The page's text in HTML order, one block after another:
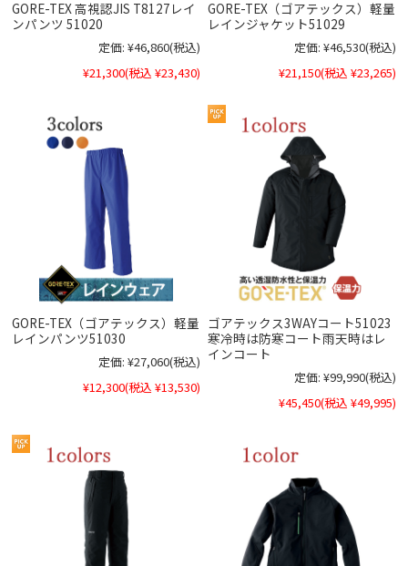
GORE-TEX 高視認JIS T8127レイ
ンパンツ 51020
定価: ¥46,860(税込)
¥21,300(税込 ¥23,430)
GORE-TEX（ゴアテックス）軽量
レインジャケット51029
定価: ¥46,530(税込)
¥21,150(税込 ¥23,265)
GORE-TEX（ゴアテックス）軽量
レインパンツ51030
定価: ¥27,060(税込)
¥12,300(税込 ¥13,530)
ゴアテックス3WAYコート51023
寒冷時は防寒コート雨天時はレ
インコート
定価: ¥99,990(税込)
¥45,450(税込 ¥49,995)